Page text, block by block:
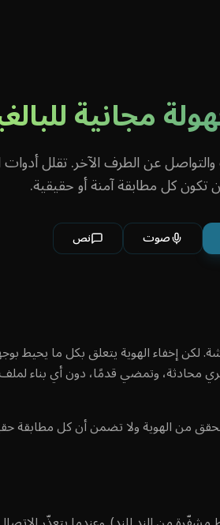
مجانية
عن الطرف الآخر. تقلل
تكون كل مطابقة آمنة أو حقيقية.
صوت نص
لكن إخفاء الهوية يتعلق بكل ما يحيط
محادثة، وتمضي قدمًا، دون أي بناء
من الهوية ولا تضمن أن كل مطابقة